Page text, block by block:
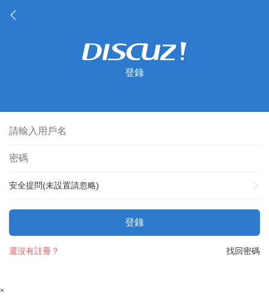
登錄
安全提問(未設置請忽略)
登錄
找回密碼
還沒有註冊？
×